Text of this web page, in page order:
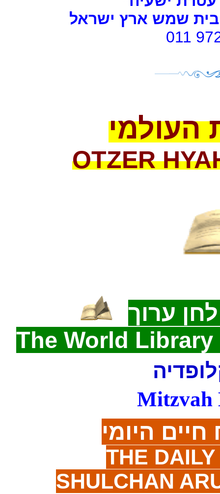
שמש ארץ ישראל
011
העולמי
OTZER
ערוך
The World Library
Mitzvah
היומי
THE
SHULCHAN